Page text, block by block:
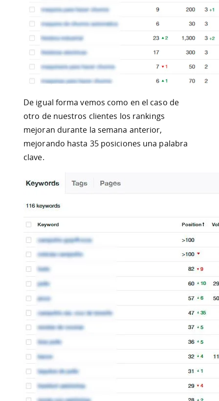
De igual forma vemos como en el caso de
otro de nuestros clientes los rankings
mejoran durante la semana anterior,
mejorando hasta 35 posiciones una palabra
clave.